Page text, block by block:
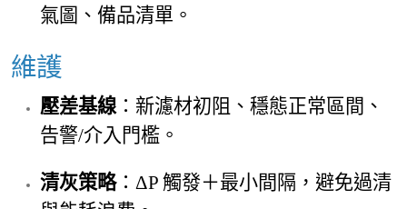
氣圖、備品清單。
維護
壓差基線 ：新濾材初阻、穩態正常區間、
告警/介入門檻。
清灰策略：ΔP 觸發＋最小間隔，避免過清